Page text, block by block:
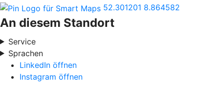
52.301201 8.864582
An diesem Standort
Service
Sprachen
LinkedIn öffnen
Instagram öffnen